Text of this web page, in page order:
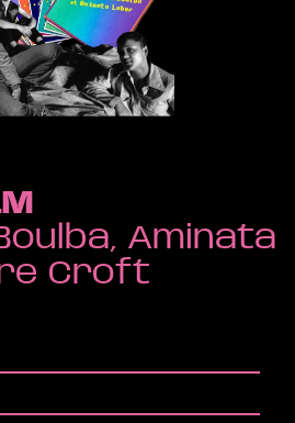
Aminata
Croft